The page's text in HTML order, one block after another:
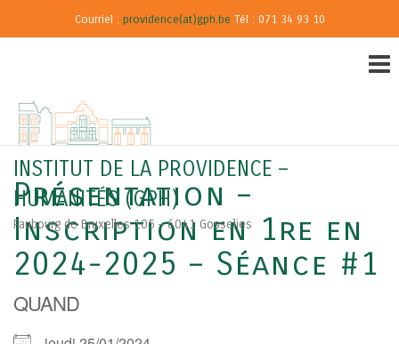
Courriel : providence(at)gph.be Tél : 071 34 93 10
INSTITUT DE LA PROVIDENCE –
HUMANITÉS (GPH)
Faubourg de Bruxelles 105 – 6041 Gosselies
Présentation –
Inscription en 1re en
2024-2025 – Séance #1
QUAND